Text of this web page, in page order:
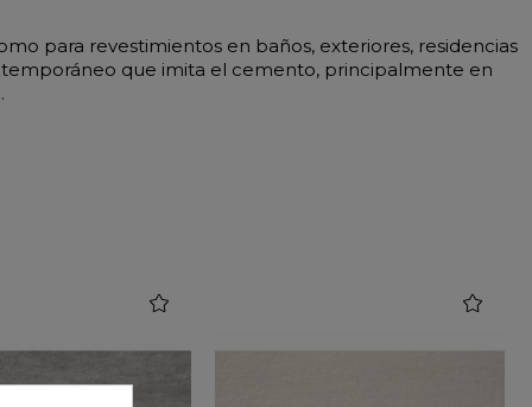
para revestimientos en baños, exteriores, residencias
que imita el cemento, principalmente en
favorite